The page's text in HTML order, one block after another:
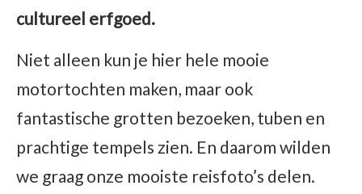
cultureel erfgoed.
Niet alleen kun je hier hele mooie
motortochten maken, maar ook
fantastische grotten bezoeken, tuben en
prachtige tempels zien. En daarom wilden
we graag onze mooiste reisfoto’s delen.